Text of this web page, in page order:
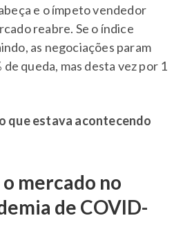
e o ímpeto vendedor
reabre. Se o índice
as negociações param
queda, mas desta vez por 1
que estava acontecendo
mercado no
de COVID-